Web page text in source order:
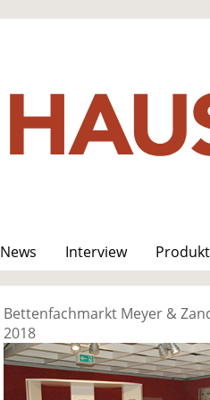
News Interview
Bettenfachmarkt Meyer &
2018